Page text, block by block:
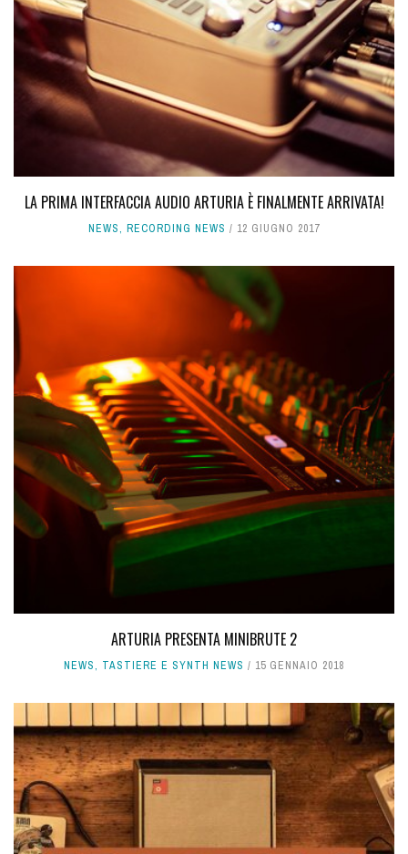
LA PRIMA INTERFACCIA AUDIO ARTURIA È FINALMENTE ARRIVATA!
NEWS, RECORDING NEWS 12 GIUGNO 2017
ARTURIA PRESENTA MINIBRUTE 2
NEWS, TASTIERE E SYNTH NEWS 15 GENNAIO 2018